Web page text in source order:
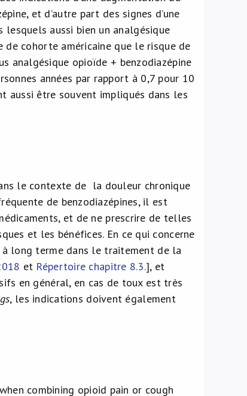
et d’autre part des signes d’une
lesquels aussi bien un analgésique
de cohorte américaine que le risque de
analgésique opioïde + benzodiazépine
années par rapport à 0,7 pour 10
aussi être souvent impliqués dans les
le contexte de la douleur chronique
de benzodiazépines, il est
et de ne prescrire de telles
et les bénéfices. En ce qui concerne
long terme dans le traitement de la
et Répertoire chapitre 8.3.], et
en général, en cas de toux est très
, les indications doivent également
combining opioid pain or cough